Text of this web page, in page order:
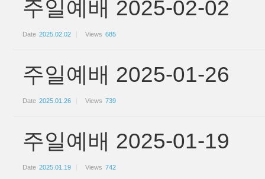
주일예배 2025-02-02
Date 2025.02.02 Views 685
주일예배 2025-01-26
Date 2025.01.26 Views 739
주일예배 2025-01-19
Date 2025.01.19 Views 742